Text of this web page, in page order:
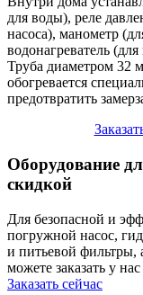
для воды), реле
насоса), манометр
водонагреватель
Труба диаметром 32
обогревается
предотвратить
Оборудование
скидкой
Для безопасной и
погружной насос,
и питьевой фильтры,
можете заказать у
Заказать сейчас